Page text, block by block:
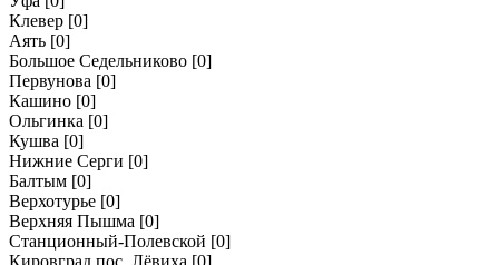
Клевер [0]
Аять [0]
Большое Седельниково [0]
Первунова [0]
Кашино [0]
Ольгинка [0]
Кушва [0]
Нижние Серги [0]
Балтым [0]
Верхотурье [0]
Верхняя Пышма [0]
Станционный-Полевской [0]
Кировград пос. Лёвиха [0]